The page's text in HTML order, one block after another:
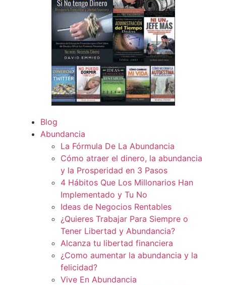
Blog
Abundancia
La Fórmula De La Abundancia
Cómo atraer el dinero, la abundancia
y la Prosperidad en 3 Pasos
4 Hábitos Que Los Millonarios Han
Implementado y Tu No
Ideas de Negocios Rentables
¿Quieres Trabajar Para Siempre o
Tener Libertad y Abundancia?
Alcanza tu libertad financiera
¿Como aumentar la abundancia y la
felicidad?
Vive En Abundancia